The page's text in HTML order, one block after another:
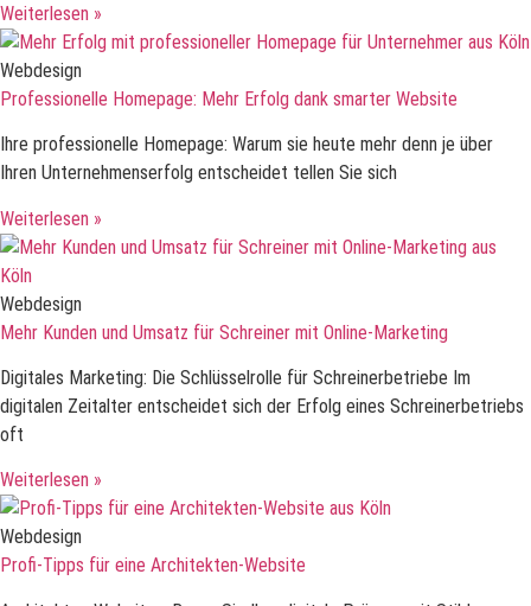
Weiterlesen »
Webdesign
Professionelle Homepage: Mehr Erfolg dank smarter Website
Ihre professionelle Homepage: Warum sie heute mehr denn je über
Ihren Unternehmenserfolg entscheidet tellen Sie sich
Weiterlesen »
Webdesign
Mehr Kunden und Umsatz für Schreiner mit Online-Marketing
Digitales Marketing: Die Schlüsselrolle für Schreinerbetriebe Im
digitalen Zeitalter entscheidet sich der Erfolg eines Schreinerbetriebs
oft
Weiterlesen »
Webdesign
Profi-Tipps für eine Architekten-Website